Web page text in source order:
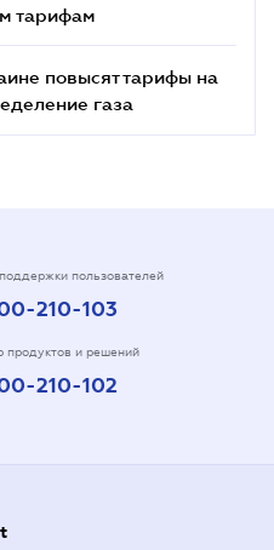
тарифам
повысят тарифы на
газа
пользователей
210-103
продуктов и решений
210-102